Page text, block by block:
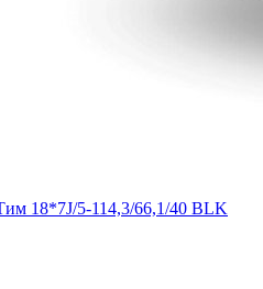
18*7J/5-114,3/66,1/40 BLK